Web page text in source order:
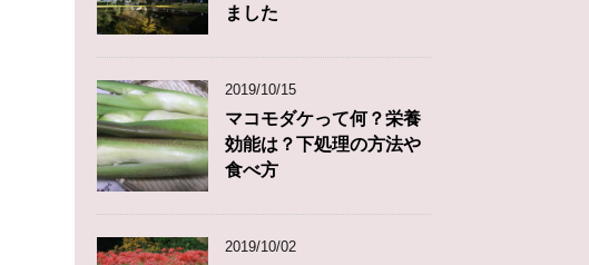
ました
2019/10/15
マコモダケって何？栄養
効能は？下処理の方法や
食べ方
2019/10/02